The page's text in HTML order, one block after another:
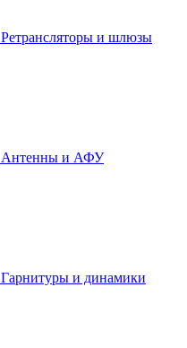
Ретрансляторы и шлюзы
Антенны и АФУ
Гарнитуры и динамики